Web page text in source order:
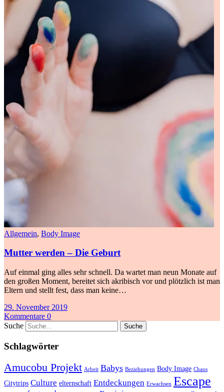
Allgemein, Body Image
Mutter werden – Die Geburt
Auf einmal ging alles sehr schnell. Da wartet man neun Monate auf
den großen Moment, bereitet sich akribisch vor und plötzlich ist man
Eltern und stellt fest, dass man keine…
29. November 2019
Kommentare 0
Suche
Schlagwörter
Amucobu Projekt Arbeit Babys Beziehungen Body Image Chaos
Citytrips Culture elternschaft Entdeckungen Erwachsen Escape